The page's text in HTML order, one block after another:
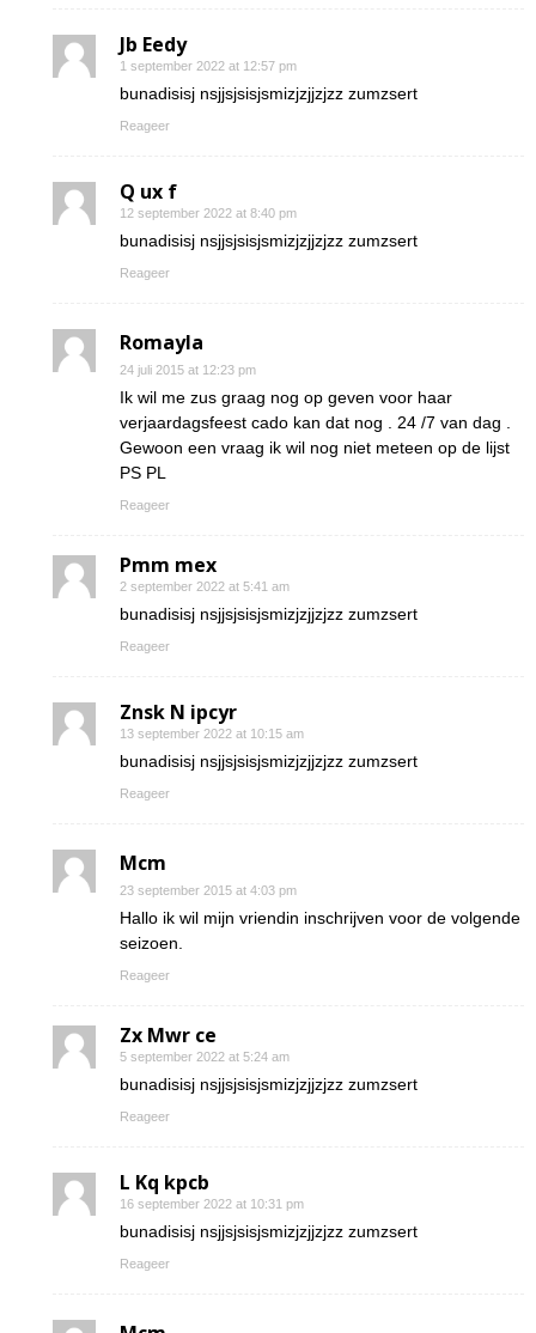
Jb Eedy
1 september 2022 at 12:57 pm
bunadisisj nsjjsjsisjsmizjzjjzjzz zumzsert
Reageer
Q ux f
12 september 2022 at 8:40 pm
bunadisisj nsjjsjsisjsmizjzjjzjzz zumzsert
Reageer
Romayla
24 juli 2015 at 12:23 pm
Ik wil me zus graag nog op geven voor haar
verjaardagsfeest cado kan dat nog . 24 /7 van dag .
Gewoon een vraag ik wil nog niet meteen op de lijst
PS PL
Reageer
Pmm mex
2 september 2022 at 5:41 am
bunadisisj nsjjsjsisjsmizjzjjzjzz zumzsert
Reageer
Znsk N ipcyr
13 september 2022 at 10:15 am
bunadisisj nsjjsjsisjsmizjzjjzjzz zumzsert
Reageer
Mcm
23 september 2015 at 4:03 pm
Hallo ik wil mijn vriendin inschrijven voor de volgende
seizoen.
Reageer
Zx Mwr ce
5 september 2022 at 5:24 am
bunadisisj nsjjsjsisjsmizjzjjzjzz zumzsert
Reageer
L Kq kpcb
16 september 2022 at 10:31 pm
bunadisisj nsjjsjsisjsmizjzjjzjzz zumzsert
Reageer